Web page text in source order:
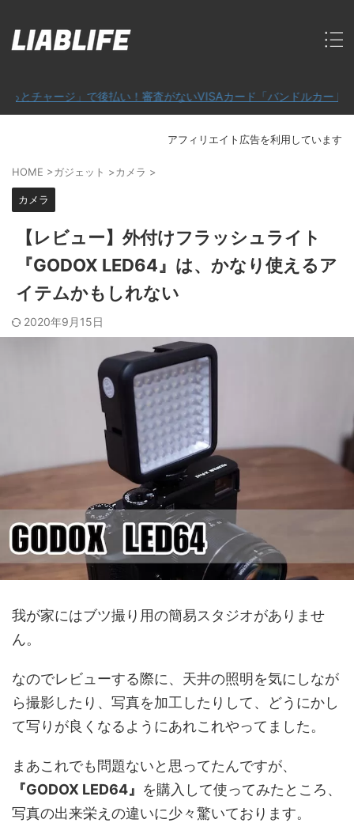
ジ」で後払い！審査がないVISAカード「バンドルカード」
アフィリエイト広告を利用しています
HOME >ガジェット >カメラ >
カメラ
【レビュー】外付けフラッシュライト
『GODOX LED64』は、かなり使えるア
イテムかもしれない
2020年9月15日
我が家にはブツ撮り用の簡易スタジオがありませ
ん。
なのでレビューする際に、天井の照明を気にしなが
ら撮影したり、写真を加工したりして、どうにかし
て写りが良くなるようにあれこれやってました。
まあこれでも問題ないと思ってたんですが、
『GODOX LED64』 を購入して使ってみたところ、
写真の出来栄えの違いに少々驚いております。